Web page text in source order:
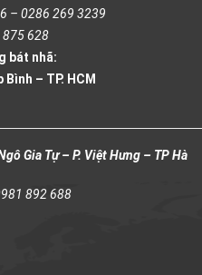
– 0286 269 3239
628
bát nhã:
– TP. HCM
Gia Tự – P. Việt Hưng – TP Hà
892 688